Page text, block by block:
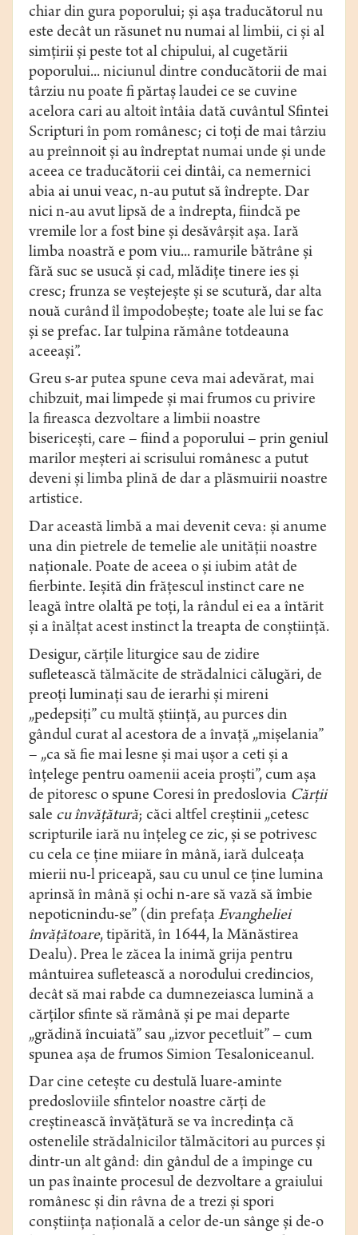
chiar din gura poporului; şi aşa traducătorul nu
este decât un răsunet nu numai al limbii, ci şi al
simţirii şi peste tot al chipului, al cugetării
poporului... niciunul dintre conducătorii de mai
târziu nu poate fi părtaş laudei ce se cuvine
acelora cari au altoit întâia dată cuvântul Sfintei
Scripturi în pom românesc; ci toţi de mai târziu
au preînnoit şi au îndreptat numai unde şi unde
aceea ce traducătorii cei dintâi, ca nemernici
abia ai unui veac, n-au putut să îndrepte. Dar
nici n-au avut lipsă de a îndrepta, fiindcă pe
vremile lor a fost bine şi desăvârşit aşa. Iară
limba noastră e pom viu... ra­murile bătrâne şi
fără suc se usucă şi cad, mlădiţe tinere ies şi
cresc; frunza se veştejeşte şi se scutură, dar alta
nouă curând îl împodobeşte; toate ale lui se fac
şi se prefac. Iar tulpina rămâne totdeauna
aceeaşi”.
Greu s-ar putea spune ceva mai adevărat, mai
chibzuit, mai limpede şi mai frumos cu privire
la fireasca dezvoltare a limbii noastre
bisericeşti, care – fiind a poporului – prin geniul
marilor meşteri ai scrisului românesc a putut
deveni şi limba plină de dar a plăsmuirii noastre
artistice.
Dar această limbă a mai devenit ceva: şi anume
una din pietrele de temelie ale unităţii noastre
naţionale. Poate de aceea o şi iubim atât de
fierbinte. Ieşită din frăţescul instinct care ne
leagă între olaltă pe toţi, la rândul ei ea a întărit
şi a înălţat acest instinct la treapta de conştiinţă.
Desigur, cărţile liturgice sau de zidire
sufletească tălmăcite de strădalnici călugări, de
preoţi luminaţi sau de ierarhi şi mireni
„pedepsiţi” cu multă ştiinţă, au purces din
gândul curat al acestora de a învaţă „mişelania”
– „ca să fie mai lesne şi mai uşor a ceti şi a
înţelege pentru oamenii aceia proşti”, cum aşa
de pitoresc o spune Coresi în predoslovia Cărţii
sale cu învăţătură; căci altfel creştinii „cetesc
scripturile iară nu înţeleg ce zic, şi se potrivesc
cu cela ce ţine miiare în mână, iară dulceaţa
mierii nu-l priceapă, sau cu unul ce ţine lumina
aprinsă în mână şi ochi n-are să vază să îmbie
nepoticnindu-se” (din prefaţa Evangheliei
învăţătoare, tipărită, în 1644, la Mănăstirea
Dealu). Prea le zăcea la inimă grija pentru
mântuirea sufletească a norodului credincios,
decât să mai rabde ca dumnezeiasca lumină a
cărţilor sfinte să rămână şi pe mai departe
„grădină încuiată” sau „izvor pecetluit” – cum
spunea aşa de frumos Simion Tesaloniceanul.
Dar cine ceteşte cu destulă luare-aminte
predosloviile sfintelor noastre cărţi de
creştinească învăţătură se va încredinţa că
ostenelile strădalnicilor tălmăcitori au purces şi
dintr-un alt gând: din gândul de a împinge cu
un pas înainte procesul de dezvoltare a graiului
românesc şi din râvna de a trezi şi spori
conştiinţa naţională a celor de-un sânge şi de-o